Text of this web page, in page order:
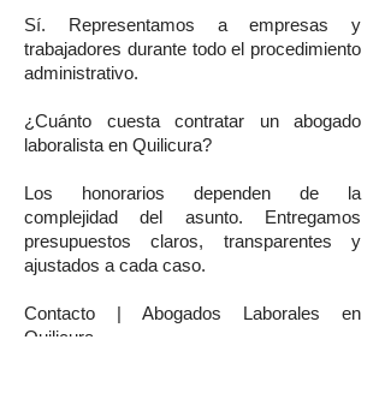
Sí. Representamos a empresas y
trabajadores durante todo el procedimiento
administrativo.
¿Cuánto cuesta contratar un abogado
laboralista en Quilicura?
Los honorarios dependen de la
complejidad del asunto. Entregamos
presupuestos claros, transparentes y
ajustados a cada caso.
Contacto | Abogados Laborales en
Quilicura